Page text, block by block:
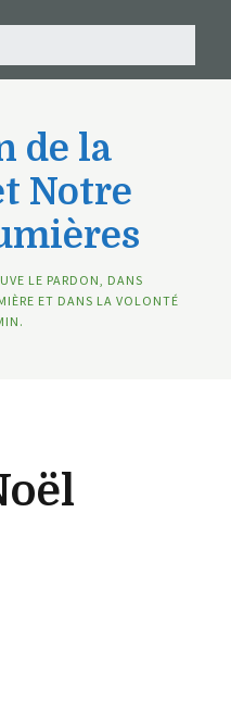
de la
Notre
LE PARDON, DANS
ET DANS LA VOLONTÉ